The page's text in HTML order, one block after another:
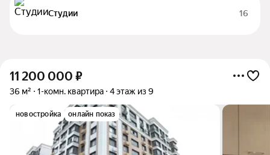
Студии 16
11 200 000 ₽
36 м² 1-комн. квартира 4 этаж из 9
новостройка онлайн показ